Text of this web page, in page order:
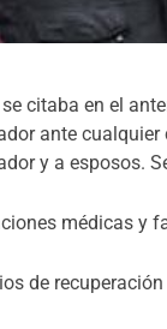
citaba en el
ante
y a esposos.
médicas y
de